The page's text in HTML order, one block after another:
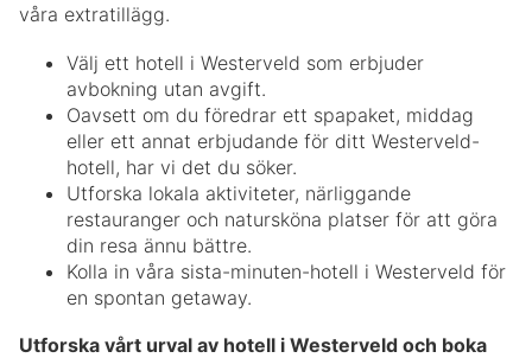
våra extratillägg.
Välj ett hotell i Westerveld som erbjuder
avbokning utan avgift.
Oavsett om du föredrar ett spapaket, middag
eller ett annat erbjudande för ditt Westerveld-
hotell, har vi det du söker.
Utforska lokala aktiviteter, närliggande
restauranger och natursköna platser för att göra
din resa ännu bättre.
Kolla in våra sista-minuten-hotell i Westerveld för
en spontan getaway.
Utforska vårt urval av hotell i Westerveld och boka